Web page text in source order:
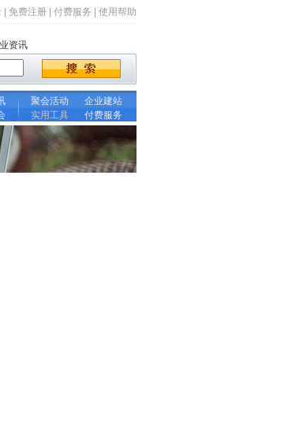
免费注册 付费服务 使用帮助
资讯
聚会活动
企业建站
实用工具 付费服务